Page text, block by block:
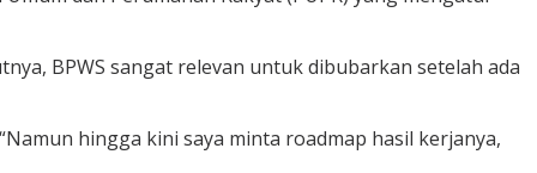
BPWS sangat relevan untuk dibubarkan setelah ada
hingga kini saya minta roadmap hasil kerjanya,